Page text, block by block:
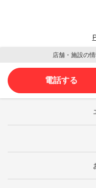
店舗・施設の
電話する